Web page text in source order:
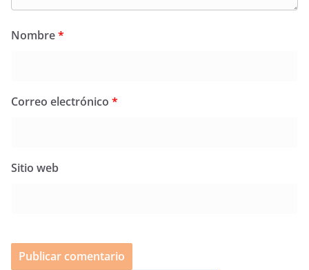
Nombre*
Correo electrónico *
Sitio web